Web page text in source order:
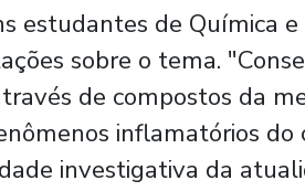
estudantes de Química e
sobre o tema.
de compostos da
inflamatórios do
investigativa da